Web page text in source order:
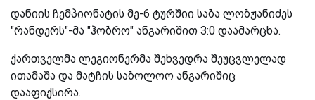
დანიის ჩემპიონატის მე-6 ტურშიი საბა ლობჟანიძეს
"რანდერს"-მა "ჰობრო" ანგარიშით 3:0 დაამარცხა.
ქართველმა ლეგიონერმა შეხვედრა შეუცვლელად
ითამაშა და მატჩის საბოლოო ანგარიშიც
დააფიქსირა.